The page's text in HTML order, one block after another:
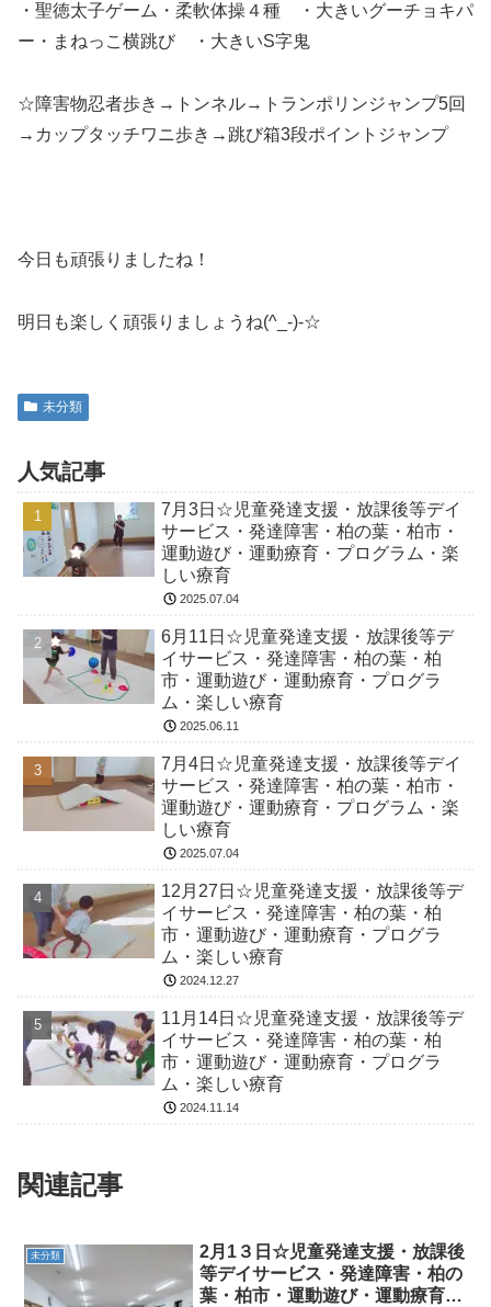
・聖徳太子ゲーム・柔軟体操４種 ・大きいグーチョキパ
ー・まねっこ横跳び ・大きいS字鬼
☆障害物忍者歩き→トンネル→トランポリンジャンプ5回
→カップタッチワニ歩き→跳び箱3段ポイントジャンプ
今日も頑張りましたね！
明日も楽しく頑張りましょうね(^_-)-☆
未分類
人気記事
7月3日☆児童発達支援・放課後等デイ
サービス・発達障害・柏の葉・柏市・
運動遊び・運動療育・プログラム・楽
しい療育
2025.07.04
6月11日☆児童発達支援・放課後等デ
イサービス・発達障害・柏の葉・柏
市・運動遊び・運動療育・プログラ
ム・楽しい療育
2025.06.11
7月4日☆児童発達支援・放課後等デイ
サービス・発達障害・柏の葉・柏市・
運動遊び・運動療育・プログラム・楽
しい療育
2025.07.04
12月27日☆児童発達支援・放課後等デ
イサービス・発達障害・柏の葉・柏
市・運動遊び・運動療育・プログラ
ム・楽しい療育
2024.12.27
11月14日☆児童発達支援・放課後等デ
イサービス・発達障害・柏の葉・柏
市・運動遊び・運動療育・プログラ
ム・楽しい療育
2024.11.14
関連記事
未分類
2月1３日☆児童発達支援・放課後
等デイサービス・発達障害・柏の
葉・柏市・運動遊び・運動療育・